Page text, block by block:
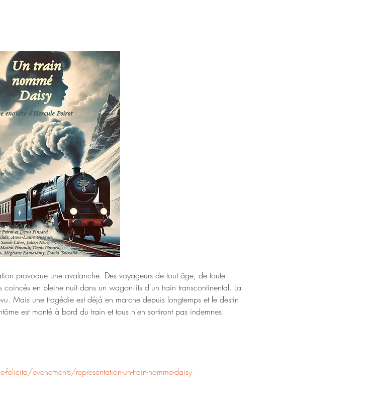
provoque une avalanche. Des voyageurs de tout âge, de toute
en pleine nuit dans un wagon-lits d'un train transcontinental. La
Mais une tragédie est déjà en marche depuis longtemps et le destin
est monté à bord du train et tous n'en sortiront pas indemnes.
evenements/representation-un-train-nomme-daisy